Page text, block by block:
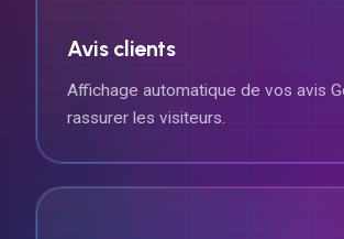
Avis clients
Affichage automatique de vos avis
rassurer les visiteurs.